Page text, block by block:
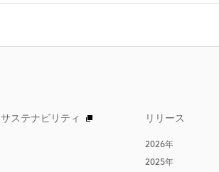
サステナビリティ リリース
2026年
2025年